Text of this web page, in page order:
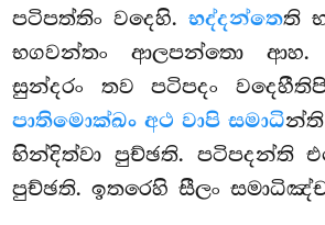
පටිපත්තිං වදෙහි.භද්දන්තෙති
භගවන්තං ආලපන්තො ආහ.
සුන්දරං තව පටිපදං
පාතිමොක්ඛං අථ වාපි සමාධින්ති
භින්දිත්වා පුච්ඡති. පටිපදන්ති
පුච්ඡති. ඉතරෙහි සීලං